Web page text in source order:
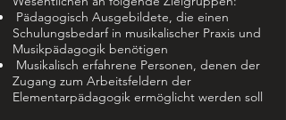
Pädagogisch Ausgebildete, die einen
Schulungsbedarf in musikalischer Praxis und
Musikpädagogik benötigen
Musikalisch erfahrene Personen, denen der
Zugang zum Arbeitsfeldern der
Elementarpädagogik ermöglicht werden soll